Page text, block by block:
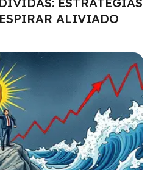
ALIVIADO